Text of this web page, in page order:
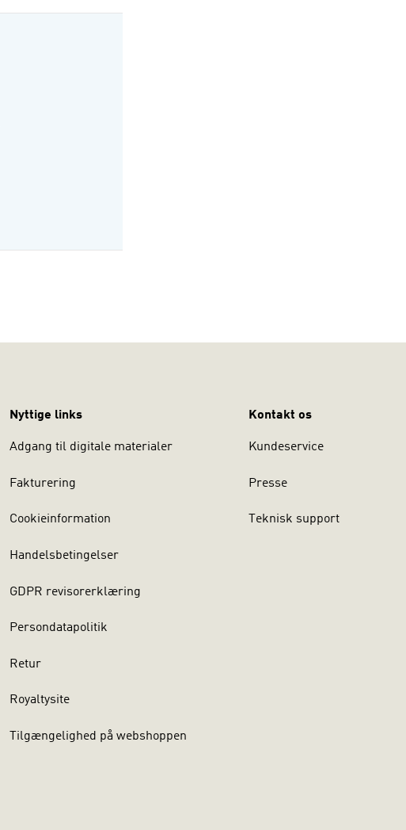
Nyttige links
Adgang til digitale materialer
Fakturering
Cookieinformation
Handelsbetingelser
GDPR revisorerklæring
Persondatapolitik
Retur
Royaltysite
Tilgængelighed på webshoppen
Kontakt os
Kundeservice
Presse
Teknisk support